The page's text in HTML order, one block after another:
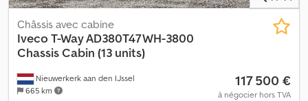
Nieuwerkerk aan den IJssel
665 km
Châssis avec cabine
IvecoT-Way AD380T47WH-3800
Chassis Cabin (13 units)
117 500 €
à négocier hors TVA